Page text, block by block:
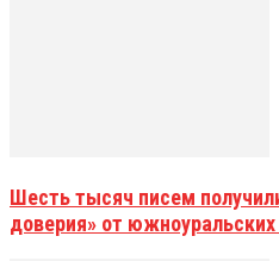
Шесть тысяч писем
доверия» от